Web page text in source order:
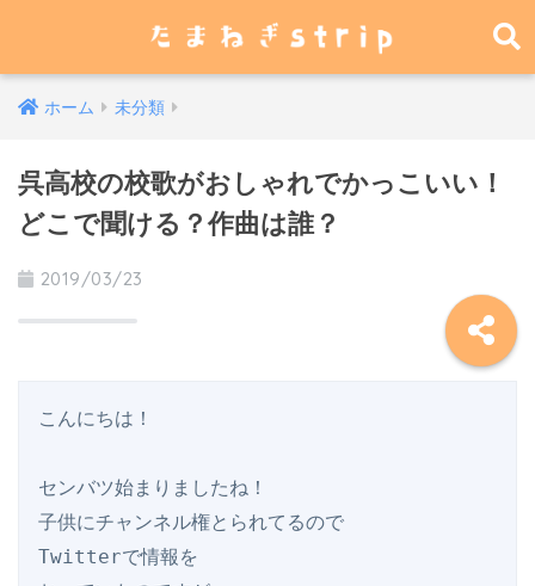
ホーム 未分類
呉高校の校歌がおしゃれでかっこいい！
どこで聞ける？作曲は誰？
2019/03/23
こんにちは！
センバツ始まりましたね！
子供にチャンネル権とられてるので
Twitterで情報を